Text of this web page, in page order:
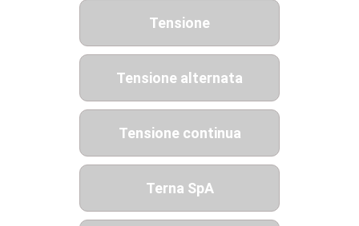
Tensione
Tensione alternata
Tensione continua
Terna SpA